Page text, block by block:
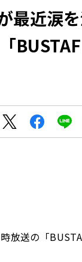
最近涙
放送の「